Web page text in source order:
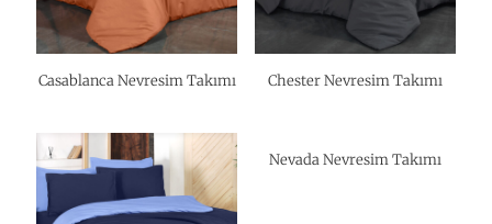
Casablanca Nevresim Takımı Chester Nevresim Takımı
Nevada Nevresim Takımı